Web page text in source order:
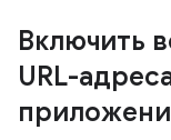
Включить
URL-